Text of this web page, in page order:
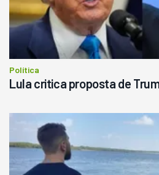
Política
Lula critica proposta de